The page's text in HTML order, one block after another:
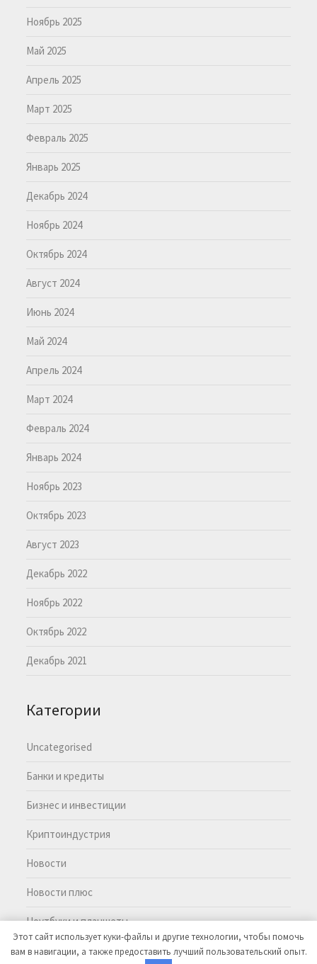
Ноябрь 2025
Май 2025
Апрель 2025
Март 2025
Февраль 2025
Январь 2025
Декабрь 2024
Ноябрь 2024
Октябрь 2024
Август 2024
Июнь 2024
Май 2024
Апрель 2024
Март 2024
Февраль 2024
Январь 2024
Ноябрь 2023
Октябрь 2023
Август 2023
Декабрь 2022
Ноябрь 2022
Октябрь 2022
Декабрь 2021
Категории
Uncategorised
Банки и кредиты
Бизнес и инвестиции
Криптоиндустрия
Новости
Новости плюс
Ноутбуки и планшеты
Этот сайт использует куки-файлы и другие технологии, чтобы помочь
вам в навигации, а также предоставить лучший пользовательский опыт.